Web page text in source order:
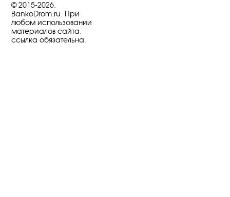
© 2015-2026.
BankoDrom.ru. При
любом использовании
материалов сайта,
ссылка обязательна.